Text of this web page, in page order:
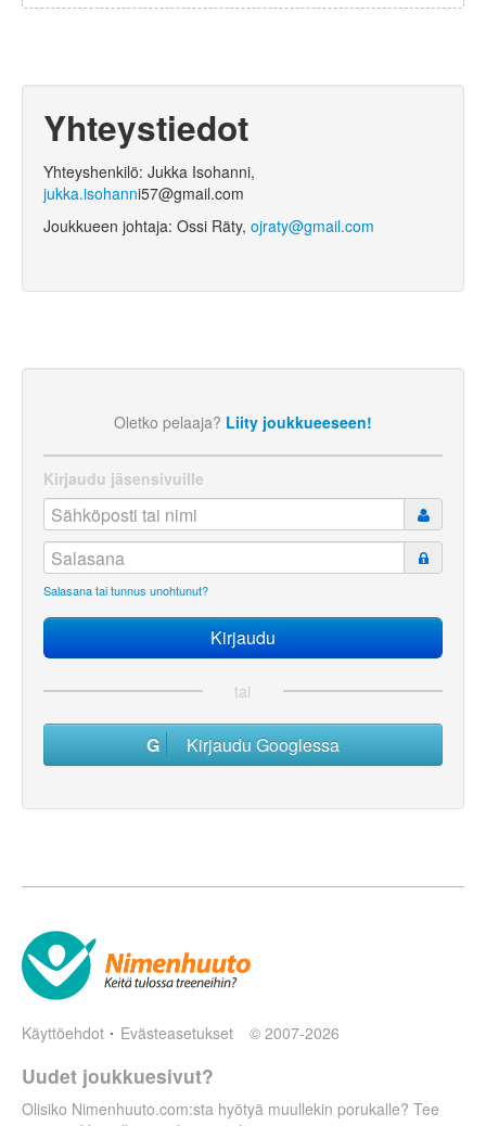
Yhteystiedot
Yhteyshenkilö: Jukka Isohanni,
jukka.isohanni57@gmail.com
Joukkueen johtaja: Ossi Räty, ojraty@gmail.com
Oletko pelaaja? Liity joukkueeseen!
Kirjaudu jäsensivuille
Salasana tai tunnus unohtunut?
tai
Kirjaudu Googlessa
Käyttöehdot Evästeasetukset © 2007-2026
Uudet joukkuesivut?
Olisiko Nimenhuuto.com:sta hyötyä muullekin porukalle? Tee